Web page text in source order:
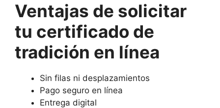
Ventajas de solicitar
tu certificado de
tradición en línea
Sin filas ni desplazamientos
Pago seguro en línea
Entrega digital